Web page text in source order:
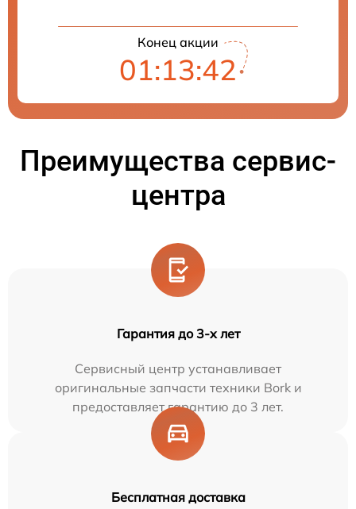
Конец акции
01:13:41
Преимущества сервис-
центра
Гарантия до 3-х лет
Сервисный центр устанавливает
оригинальные запчасти техники Bork и
предоставляет гарантию до 3 лет.
Бесплатная доставка